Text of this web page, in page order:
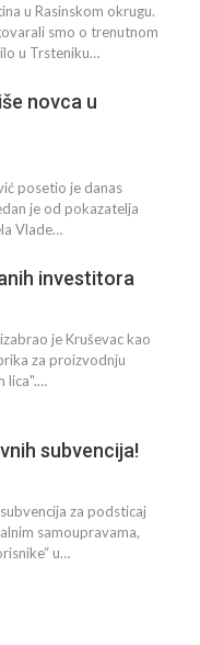
u Rasinskom okrugu.
smo o trenutnom
u Trsteniku…
novca u
posetio je danas
je od pokazatelja
Vlade…
investitora
je Kruševac kao
za proizvodnju
lica".…
subvencija!
za podsticaj
samoupravama,
u…